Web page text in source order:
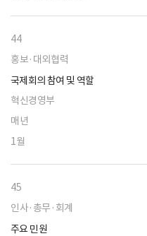
44
홍보·대외협력
국제회의 참여 및 역할
혁신경영부
매년
1월
45
인사·총무·회계
주요 민원